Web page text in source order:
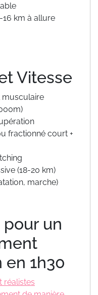
16 km à allure
Vitesse
musculaire
fractionné court +
(18-20 km)
marche)
pour un
1h30
réalistes